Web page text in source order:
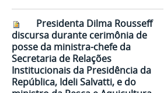
Presidenta Dilma Rousseff
discursa durante cerimônia de
posse da ministra-chefe da
Secretaria de Relações
Institucionais da Presidência da
República, Ideli Salvatti, e do